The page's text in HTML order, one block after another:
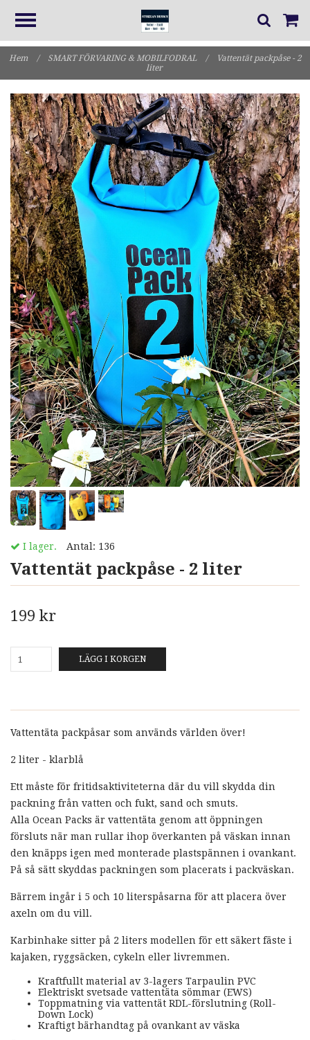
Hem / SMART FÖRVARING & MOBILFODRAL /
Vattentät packpåse - 2
liter
I lager. Antal: 136
Vattentät packpåse - 2 liter
199 kr
LÄGG I KORGEN
Vattentäta packpåsar som används världen över!
2 liter - klarblå
Ett måste för fritidsaktiviteterna där du vill skydda din
packning från vatten och fukt, sand och smuts.
Alla Ocean Packs är vattentäta genom att öppningen
försluts när man rullar ihop överkanten på väskan innan
den knäpps igen med monterade plastspännen i ovankant.
På så sätt skyddas packningen som placerats i packväskan.
Bärrem ingår i 5 och 10 literspåsarna för att placera över
axeln om du vill.
Karbinhake sitter på 2 liters modellen för ett säkert fäste i
kajaken, ryggsäcken, cykeln eller livremmen.
Kraftfullt material av 3-lagers Tarpaulin PVC
Elektriskt svetsade vattentäta sömmar (EWS)
Toppmatning via vattentät RDL-förslutning (Roll-
Down Lock)
Kraftigt bärhandtag på ovankant av väska